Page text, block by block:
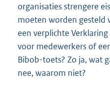
organisaties strengere
moeten worden gesteld
een verplichte
voor medewerkers of
Bibob-toets? Zo ja, wat
nee, waarom niet?